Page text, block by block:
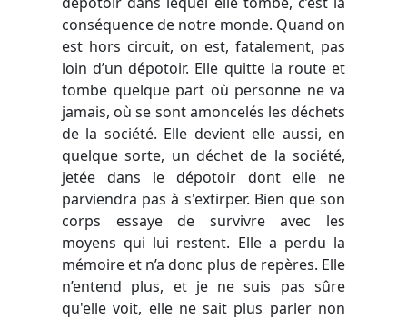
conséquence de notre monde. Quand on
est hors circuit, on est, fatalement, pas
loin d’un dépotoir. Elle quitte la route et
tombe quelque part où personne ne va
jamais, où se sont amoncelés les déchets
de la société. Elle devient elle aussi, en
quelque sorte, un déchet de la société,
jetée dans le dépotoir dont elle ne
parviendra pas à s'extirper. Bien que son
corps essaye de survivre avec les
moyens qui lui restent. Elle a perdu la
mémoire et n’a donc plus de repères. Elle
n’entend plus, et je ne suis pas sûre
qu'elle voit, elle ne sait plus parler non